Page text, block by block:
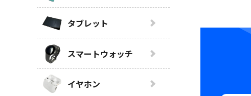
タブレット
スマートウォッチ
イヤホン